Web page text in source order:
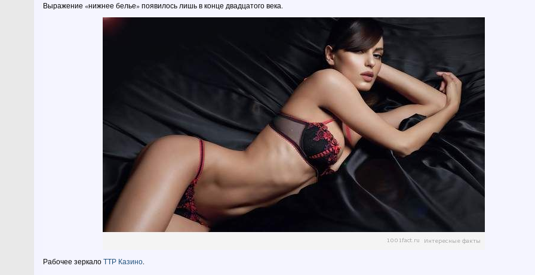
Выражение «нижнее белье» появилось лишь в конце двадцатого века.
Рабочее зеркалоТТР Казино.